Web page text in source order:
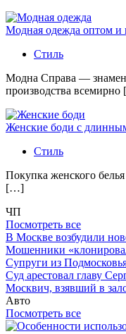
Модная одежда оптом и
Стиль
Модна Справа —
производства
Женские боди с
Стиль
Покупка женского
[…]
ЧП
Посмотреть все
В Москве возбудили
Мошенники
Супруги из
Суд арестовал главу
Москвич, взявший в
Авто
Посмотреть все